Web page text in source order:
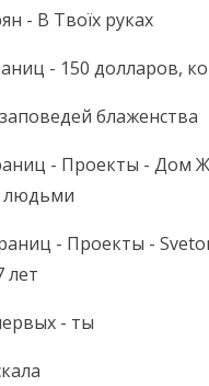
- В Твоїх руках
- 150 долларов,
блаженства
- Проекты - Дом
людьми
- Проекты -
лет
- ты